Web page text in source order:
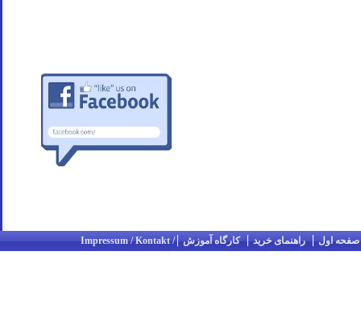
صفحه اول راهنمای خرید کارگاه آموزش